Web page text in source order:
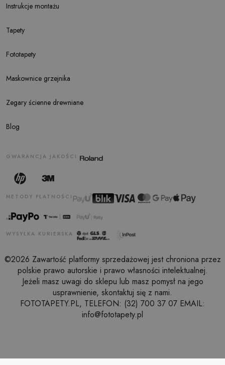
Instrukcje montażu
Tapety
Fototapety
Maskownice grzejnika
Zegary ścienne drewniane
Blog
GWARANCJA JAKOŚCI
WYSYŁKA KURIERSKA
METODY PŁATNOŚCI
©2026 Zawartość platformy sprzedażowej jest chroniona przez
polskie prawo autorskie i prawo własności intelektualnej.
Jeżeli masz uwagi do sklepu lub masz pomysł na jego
usprawnienie, skontaktuj się z nami.
FOTOTAPETY.PL, TELEFON: (32) 700 37 07 EMAIL:
info@fototapety.pl